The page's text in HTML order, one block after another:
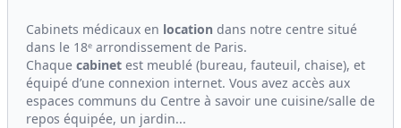
Cabinets médicaux en location dans notre centre situé
dans le 18ᵉ arrondissement de Paris.
Chaque cabinet est meublé (bureau, fauteuil, chaise), et
équipé d’une connexion internet. Vous avez accès aux
espaces communs du Centre à savoir une cuisine/salle de
repos équipée, un jardin...